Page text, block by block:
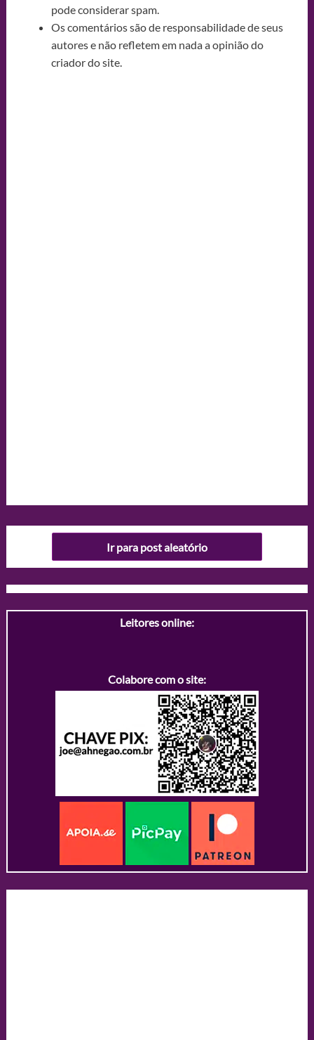
pode considerar spam.
Os comentários são de responsabilidade de seus
autores e não refletem em nada a opinião do
criador do site.
Ir para post aleatório
Leitores online:
Colabore com o site: